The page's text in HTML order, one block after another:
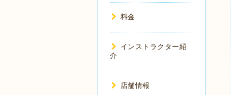
料金
インストラクター紹
介
店舗情報